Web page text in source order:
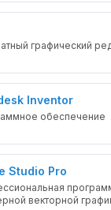
графический
Inventor
обеспечение
Studio Pro
векторной